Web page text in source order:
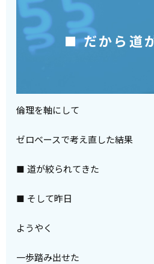
■ だから道
倫理を軸にして
ゼロベースで考え直した結果
■ 道が絞られてきた
■ そして昨日
ようやく
一歩踏み出せた